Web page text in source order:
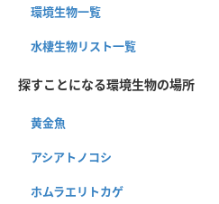
環境生物一覧
水棲生物リスト一覧
探すことになる環境生物の場所
黄金魚
アシアトノコシ
ホムラエリトカゲ